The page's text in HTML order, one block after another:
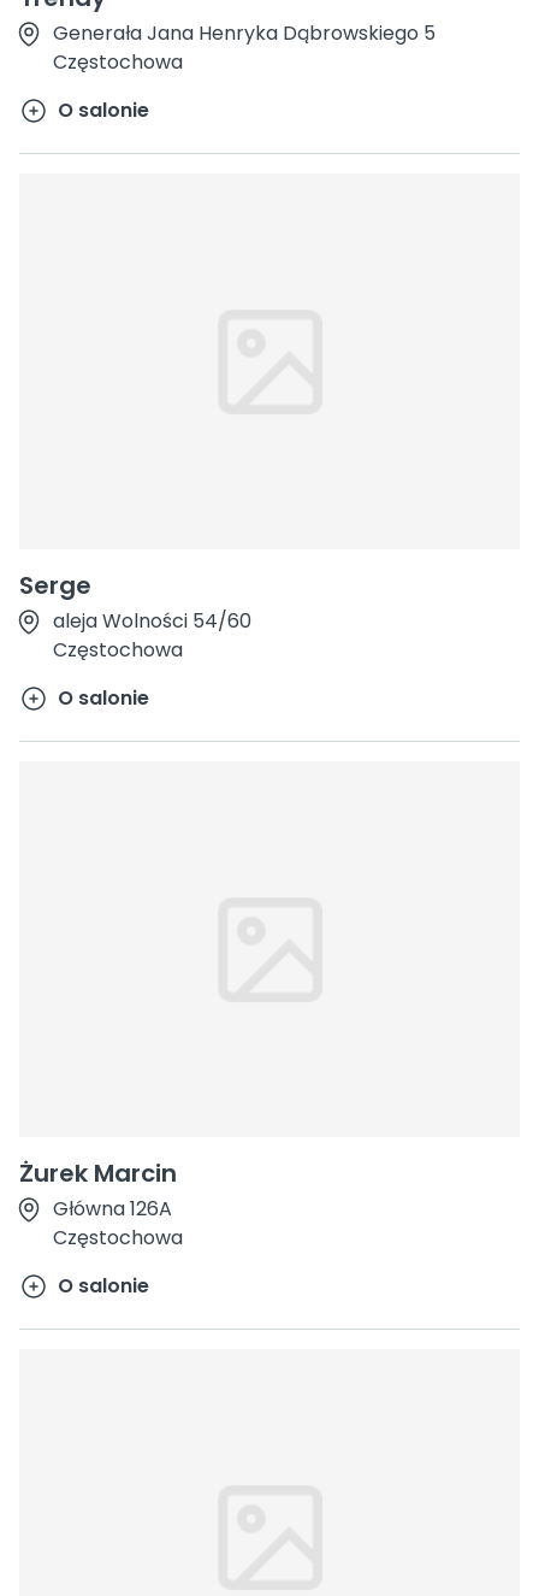
Generała Jana Henryka Dąbrowskiego 5
Częstochowa
O salonie
Serge
aleja Wolności 54/60
Częstochowa
O salonie
Żurek Marcin
Główna 126A
Częstochowa
O salonie